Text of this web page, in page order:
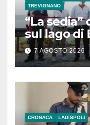
TREVIGNANO
“La
sul lago di
7 AGOSTO 2026
CRONACA LADISPOLI